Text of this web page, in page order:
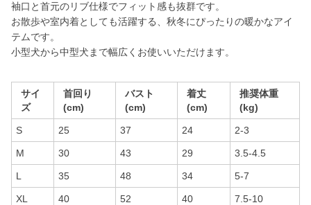
袖口と首元のリブ仕様でフィット感も抜群です。
お散歩や室内着としても活躍する、秋冬にぴったりの暖かなアイ
テムです。
小型犬から中型犬まで幅広くお使いいただけます。
サイ
ズ
首回り
(cm)
バスト
(cm)
着丈
(cm)
推奨体重
(kg)
S 25 37 24 2-3
M 30 43 29 3.5-4.5
L 35 48 34 5-7
XL 40 52 40 7.5-10